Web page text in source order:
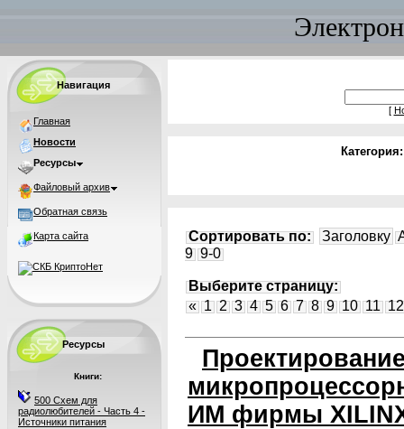
Навигация
Главная
Новости
Ресурсы
Файловый архив
Обратная связь
Карта сайта
Ресурсы
Книги:
500 Схем для
радиолюбителей - Часть 4 -
Источники питания
[
Сортировать по: Заголовку
9 9-0
Выберите страницу:
« 1 2 3 4 5 6 7 8 9 10 11 12
ИМ фирмы